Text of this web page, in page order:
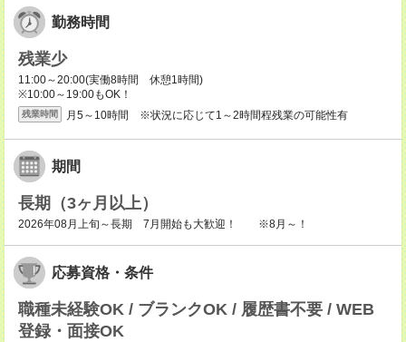
勤務時間
残業少
11:00～20:00(実働8時間 休憩1時間)
※10:00～19:00もOK！
残業時間 月5～10時間 ※状況に応じて1～2時間程残業の可能性有
期間
長期（3ヶ月以上）
2026年08月上旬～長期 7月開始も大歓迎！ ※8月～！
応募資格・条件
職種未経験OK / ブランクOK / 履歴書不要 / WEB
登録・面接OK